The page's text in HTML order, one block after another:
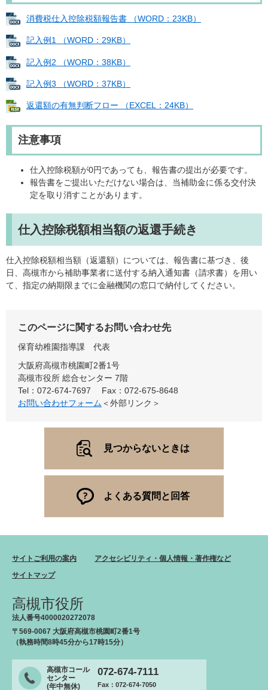
消費税仕入控除税額報告書 （WORD：23KB）
記入例1 （WORD：29KB）
記入例2 （WORD：38KB）
記入例3 （WORD：37KB）
返還額の有無判断フロー （EXCEL：24KB）
注意事項
仕入控除税額が0円であっても、報告書の提出が必要です。
報告書をご提出いただけない場合は、当補助金に係る交付決
定を取り消すことがあります。
仕入控除税額相当額の返還手続き
仕入控除税額相当額（返還額）については、報告書に基づき、後
日、高槻市から補助事業者に送付する納入通知書（請求書）を用い
て、指定の納期限までに金融機関の窓口で納付してください。
このページに関するお問い合わせ先
保育幼稚園指導課
代表
大阪府高槻市桃園町2番1号
高槻市役所 総合センター 7階
Tel：072-674-7697
Fax：072-675-8648
お問い合わせフォーム ＜外部リンク＞
見つからないときは
よくある質問と回答
サイトご利用の案内
アクセシビリティ・個人情報・著作権など
サイトマップ
高槻市役所
法人番号4000020272078
〒569-0067 大阪府高槻市桃園町2番1号
（執務時間8時45分から17時15分）
高槻市コール
センター
(年中無休)
072-674-7111
Fax：072-674-7050